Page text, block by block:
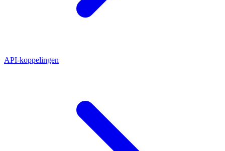
API-koppelingen